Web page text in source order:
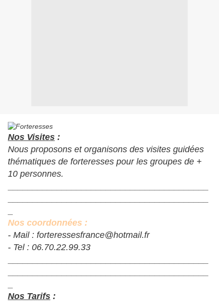
Nos Visites :
Nous proposons et organisons des visites guidées
thématiques de forteresses pour les groupes de +
10 personnes.
Nos coordonnées :
- Mail : forteressesfrance@hotmail.fr
- Tel : 06.70.22.99.33
Nos Tarifs :